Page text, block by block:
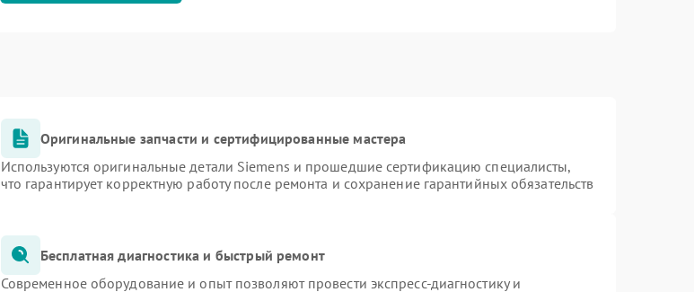
Оригинальные запчасти и сертифицированные мастера
Используются оригинальные детали Siemens и прошедшие сертификацию специалисты,
что гарантирует корректную работу после ремонта и сохранение гарантийных обязательств
Бесплатная диагностика и быстрый ремонт
Современное оборудование и опыт позволяют провести экспресс-диагностику и